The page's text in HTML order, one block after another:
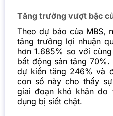
Tăng trưởng vượt bậc
Theo dự báo của MBS,
tăng trưởng lợi nhuận
hơn 1.685% so với
bất động sản tăng
dự kiến tăng 246% và
con số này cho thấy
giai đoạn khó khăn do
dụng bị siết chặt.